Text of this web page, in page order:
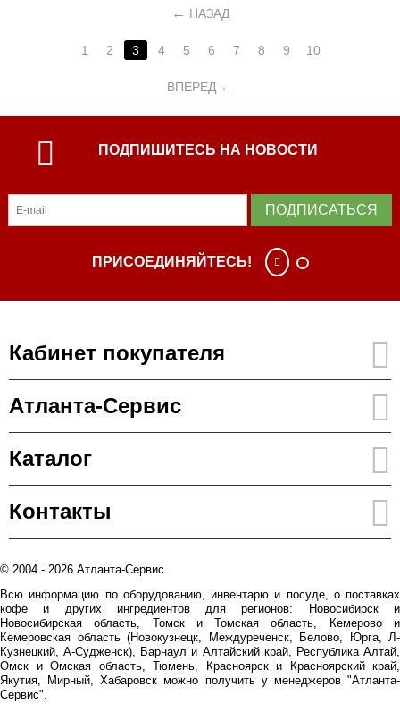
НАЗАД
1 2 3 4 5 6 7 8 9 10
ВПЕРЕД
ПОДПИШИТЕСЬ НА НОВОСТИ
ПОДПИСАТЬСЯ
ПРИСОЕДИНЯЙТЕСЬ!
Кабинет покупателя
Атланта-Сервис
Каталог
Контакты
© 2004 - 2026 Атланта-Сервис.
Всю информацию по оборудованию, инвентарю и посуде, о поставках
кофе и других ингредиентов для регионов: Новосибирск и
Новосибирская область, Томск и Томская область, Кемерово и
Кемеровская область (Новокузнецк, Междуреченск, Белово, Юрга, Л-
Кузнецкий, А-Судженск), Барнаул и Алтайский край, Республика Алтай,
Омск и Омская область, Тюмень, Красноярск и Красноярский край,
Якутия, Мирный, Хабаровск можно получить у менеджеров "Атланта-
Сервис".